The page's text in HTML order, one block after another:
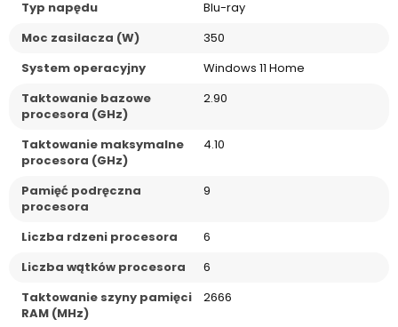
Typ napędu
Blu-ray
Moc zasilacza (W)
350
System operacyjny
Windows 11 Home
Taktowanie bazowe
procesora (GHz)
2.90
Taktowanie maksymalne
procesora (GHz)
4.10
Pamięć podręczna
procesora
9
Liczba rdzeni procesora
6
Liczba wątków procesora
6
Taktowanie szyny pamięci
RAM (MHz)
2666